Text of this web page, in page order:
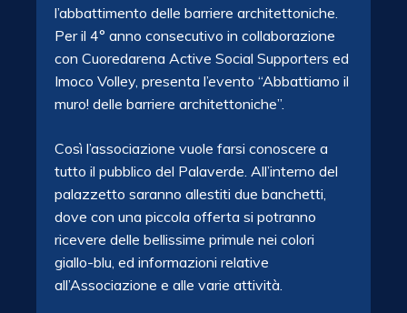
l’abbattimento delle barriere architettoniche.
Per il 4° anno consecutivo in collaborazione
con Cuoredarena Active Social Supporters ed
Imoco Volley, presenta l’evento “Abbattiamo il
muro! delle barriere architettoniche”.
Così l’associazione vuole farsi conoscere a
tutto il pubblico del Palaverde. All’interno del
palazzetto saranno allestiti due banchetti,
dove con una piccola offerta si potranno
ricevere delle bellissime primule nei colori
giallo-blu, ed informazioni relative
all’Associazione e alle varie attività.